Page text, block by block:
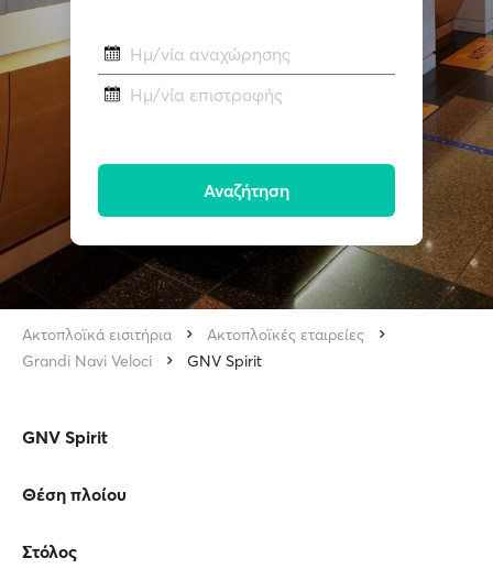
Ημ/νία αναχώρησης
Ημ/νία επιστροφής
Αναζήτηση
Ακτοπλοϊκά εισιτήρια
Ακτοπλοϊκές εταιρείες
Grandi Navi Veloci
GNV Spirit
GNV Spirit
Θέση πλοίου
Στόλος